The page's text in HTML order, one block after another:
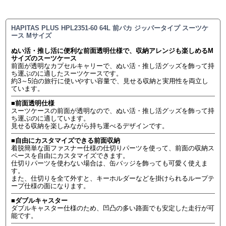
HAPITAS PLUS HPL2351-60 64L 前パカ ジッパータイプ スーツケ
ース Mサイズ
ぬい活・推し活に便利な前面透明仕様で、収納アレンジも楽しめるM
サイズのスーツケース
前面が透明なカプセルキャリーで、ぬい活・推し活グッズを飾って持
ち運ぶのに適したスーツケースです。
約3～5泊の旅行に使いやすい容量で、見せる収納と実用性を両立し
ています。
■前面透明仕様
スーツケースの前面が透明なので、ぬい活・推し活グッズを飾って持
ち運ぶのに適しています。
見せる収納を楽しみながら持ち運べるデザインです。
■自由にカスタマイズできる前面収納
着脱簡単な面ファスナー仕様の仕切りパーツを使って、前面の収納ス
ペースを自由にカスタマイズできます。
仕切りパーツを使わない場合は、缶バッジを飾っても可愛く使えま
す。
また、仕切りを全て外すと、キーホルダーなどを掛けられるループテ
ープ仕様の面になります。
■ダブルキャスター
ダブルキャスター仕様のため、凹凸の多い路面でも安定した走行が可
能です。